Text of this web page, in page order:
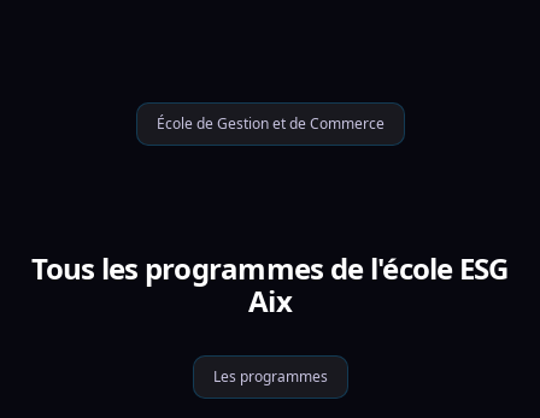
École de Gestion et de Commerce
Tous les programmes de l'école ESG
Aix
Les programmes